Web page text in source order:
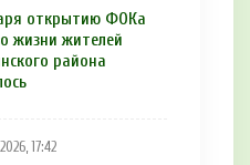
открытию ФОКа
жизни жителей
района
17:42